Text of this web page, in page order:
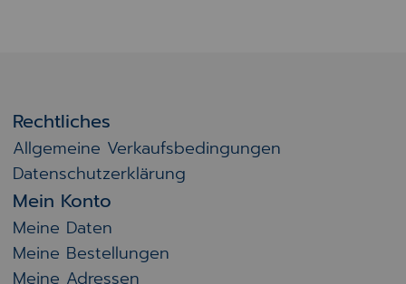
Rechtliches
Allgemeine Verkaufsbedingungen
Datenschutzerklärung
Mein Konto
Meine Daten
Meine Bestellungen
Meine Adressen